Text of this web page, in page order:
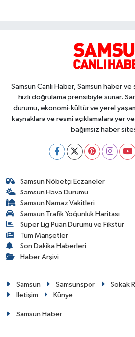
Samsun Canlı Haber, Samsun haber
hızlı doğrulama prensibiyle sunar.
durumu, ekonomi-kültür ve yerel
kaynaklara ve resmî açıklamalara yer
bağımsız haber
Samsun Nöbetçi Eczaneler
Samsun Hava Durumu
Samsun Namaz Vakitleri
Samsun Trafik Yoğunluk Haritası
Süper Lig Puan Durumu ve Fikstür
Tüm Manşetler
Son Dakika Haberleri
Haber Arşivi
Samsun Samsunspor Sokak
İletişim
Künye
Samsun Haber